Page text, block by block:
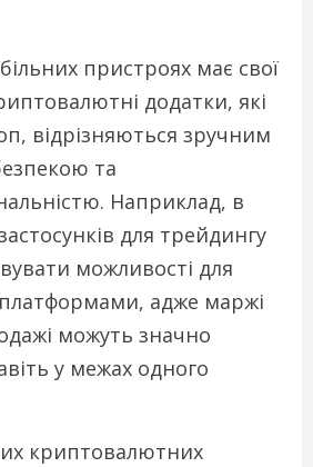
пристроях має свої
додатки, які
відрізняються зручним
та
Наприклад, в
для трейдингу
можливості для
адже маржі
можуть значно
у межах одного
криптовалютних